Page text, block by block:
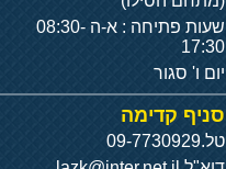
שעות פתיחה : א-ה 08:30-
17:30
יום ו' סגור
סניף קדימה
טל.09-7730929